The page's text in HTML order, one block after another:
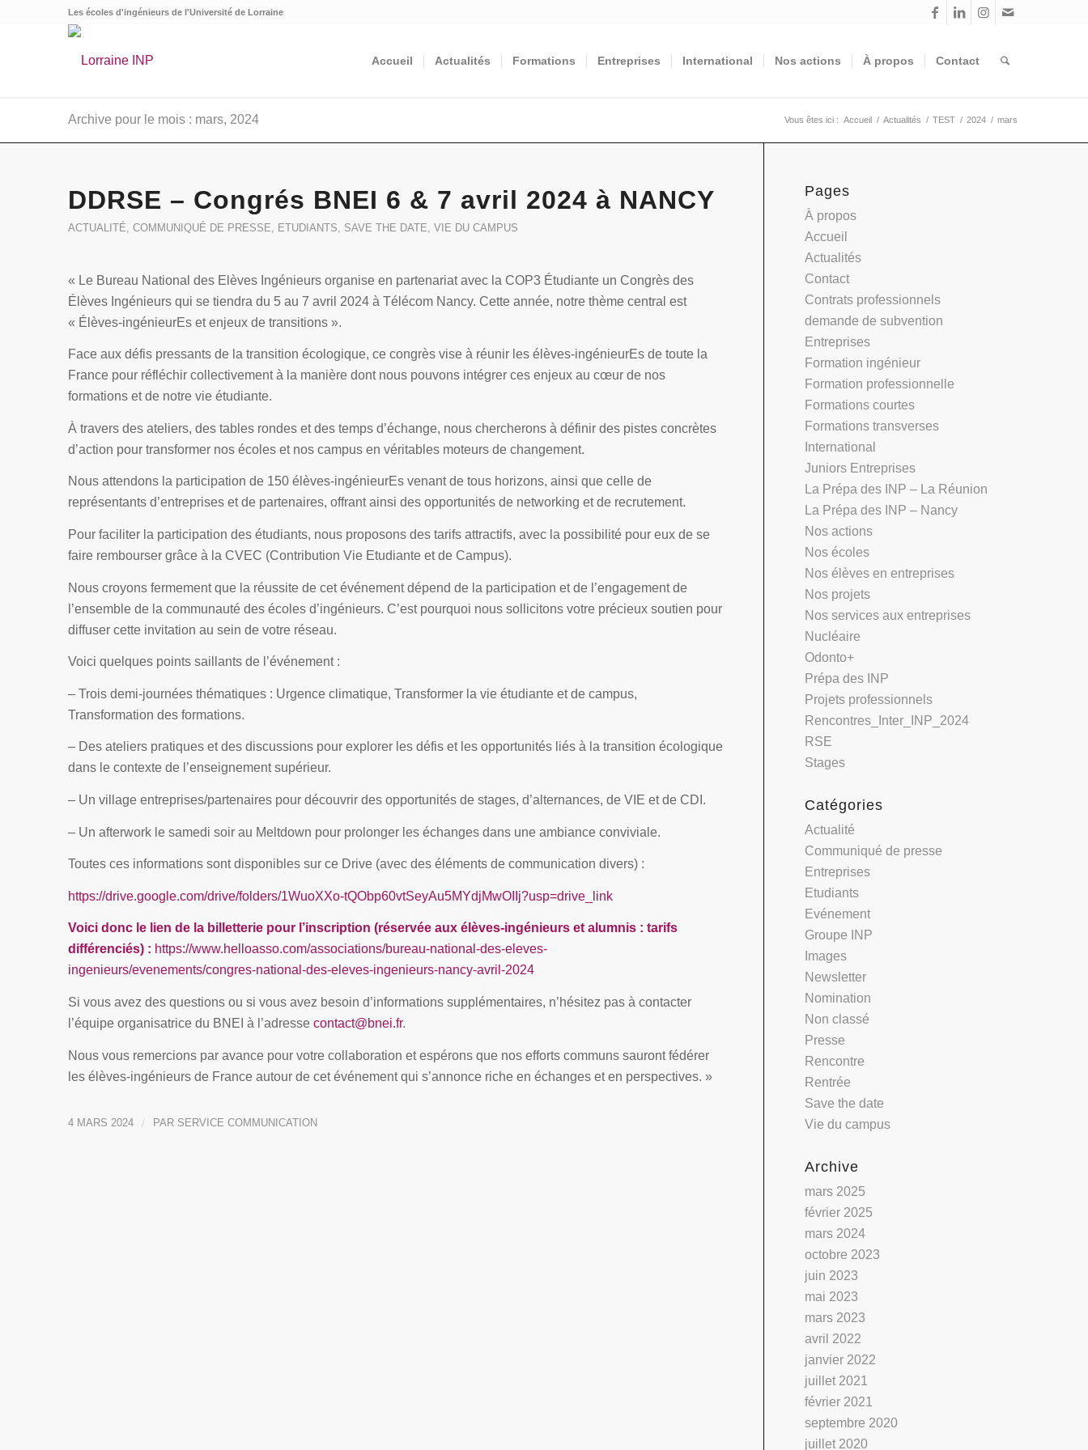
Les écoles d'ingénieurs de l'Université de Lorraine
Accueil Actualités Formations Entreprises International Nos actions À propos Contact
Archive pour le mois : mars, 2024 Vous êtes ici : Accueil / Actualités / TEST / 2024 / mars
DDRSE – Congrés BNEI 6 & 7 avril 2024 à NANCY
ACTUALITÉ, COMMUNIQUÉ DE PRESSE, ETUDIANTS, SAVE THE DATE, VIE DU CAMPUS
« Le Bureau National des Elèves Ingénieurs organise en partenariat avec la COP3 Étudiante un Congrès des
Élèves Ingénieurs qui se tiendra du 5 au 7 avril 2024 à Télécom Nancy. Cette année, notre thème central est
« Élèves-ingénieurEs et enjeux de transitions ».
Face aux défis pressants de la transition écologique, ce congrès vise à réunir les élèves-ingénieurEs de toute la
France pour réfléchir collectivement à la manière dont nous pouvons intégrer ces enjeux au cœur de nos
formations et de notre vie étudiante.
À travers des ateliers, des tables rondes et des temps d’échange, nous chercherons à définir des pistes concrètes
d’action pour transformer nos écoles et nos campus en véritables moteurs de changement.
Nous attendons la participation de 150 élèves-ingénieurEs venant de tous horizons, ainsi que celle de
représentants d’entreprises et de partenaires, offrant ainsi des opportunités de networking et de recrutement.
Pour faciliter la participation des étudiants, nous proposons des tarifs attractifs, avec la possibilité pour eux de se
faire rembourser grâce à la CVEC (Contribution Vie Etudiante et de Campus).
Nous croyons fermement que la réussite de cet événement dépend de la participation et de l’engagement de
l’ensemble de la communauté des écoles d’ingénieurs. C’est pourquoi nous sollicitons votre précieux soutien pour
diffuser cette invitation au sein de votre réseau.
Voici quelques points saillants de l’événement :
– Trois demi-journées thématiques : Urgence climatique, Transformer la vie étudiante et de campus,
Transformation des formations.
– Des ateliers pratiques et des discussions pour explorer les défis et les opportunités liés à la transition écologique
dans le contexte de l’enseignement supérieur.
– Un village entreprises/partenaires pour découvrir des opportunités de stages, d’alternances, de VIE et de CDI.
– Un afterwork le samedi soir au Meltdown pour prolonger les échanges dans une ambiance conviviale.
Toutes ces informations sont disponibles sur ce Drive (avec des éléments de communication divers) :
https://drive.google.com/drive/folders/1WuoXXo-tQObp60vtSeyAu5MYdjMwOIIj?usp=drive_link
Voici donc le lien de la billetterie pour l’inscription (réservée aux élèves-ingénieurs et alumnis : tarifs
différenciés) : https://www.helloasso.com/associations/bureau-national-des-eleves-
ingenieurs/evenements/congres-national-des-eleves-ingenieurs-nancy-avril-2024
Si vous avez des questions ou si vous avez besoin d’informations supplémentaires, n’hésitez pas à contacter
l’équipe organisatrice du BNEI à l’adresse contact@bnei.fr.
Nous vous remercions par avance pour votre collaboration et espérons que nos efforts communs sauront fédérer
les élèves-ingénieurs de France autour de cet événement qui s’annonce riche en échanges et en perspectives. »
4 MARS 2024 / PAR SERVICE COMMUNICATION
Pages
À propos
Accueil
Actualités
Contact
Contrats professionnels
demande de subvention
Entreprises
Formation ingénieur
Formation professionnelle
Formations courtes
Formations transverses
International
Juniors Entreprises
La Prépa des INP – La Réunion
La Prépa des INP – Nancy
Nos actions
Nos écoles
Nos élèves en entreprises
Nos projets
Nos services aux entreprises
Nucléaire
Odonto+
Prépa des INP
Projets professionnels
Rencontres_Inter_INP_2024
RSE
Stages
Catégories
Actualité
Communiqué de presse
Entreprises
Etudiants
Evénement
Groupe INP
Images
Newsletter
Nomination
Non classé
Presse
Rencontre
Rentrée
Save the date
Vie du campus
Archive
mars 2025
février 2025
mars 2024
octobre 2023
juin 2023
mai 2023
mars 2023
avril 2022
janvier 2022
juillet 2021
février 2021
septembre 2020
juillet 2020